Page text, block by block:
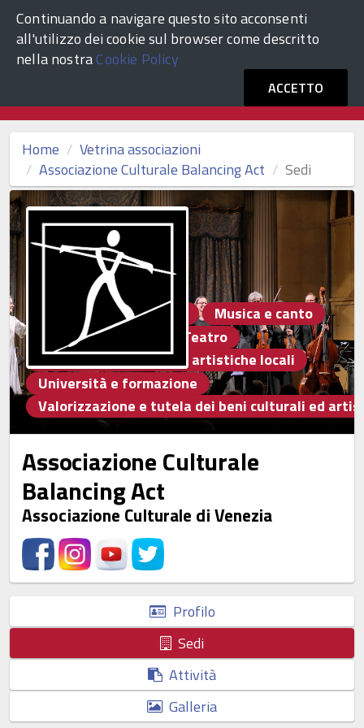
Continuando a navigare questo sito acconsenti
all'utilizzo dei cookie sul browser come descritto
nella nostraCookie Policy
ACCETTO
Comune di Venezia ACCEDI
Vetrina Associazioni Culturali
Home
Vetrina associazioni
Associazione Culturale Balancing Act
Sedi
Danza e ballo
Musica e canto
Pittura e scultura
Teatro
Tradizioni e produzioni artistiche locali
Università e formazione
Valorizzazione e tutela dei beni culturali ed
Associazione Culturale
Balancing Act
Associazione Culturale di Venezia
Profilo
Sedi
Attività
Galleria